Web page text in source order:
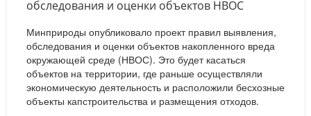
обследования и оценки объектов НВОС
Минприроды опубликовало проект правил выявления,
обследования и оценки объектов накопленного вреда
окружающей среде (НВОС). Это будет касаться
объектов на территории, где раньше осуществляли
экономическую деятельность и расположили бесхозные
объекты капстроительства и размещения отходов.